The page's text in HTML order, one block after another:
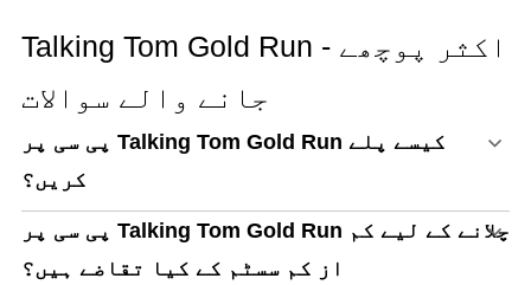
Talking Tom Gold Run - اکثر پوچھے
جانے والے سوالات
پی سی پر Talking Tom Gold Run کیسے پلے
کریں؟
پی سی پر Talking Tom Gold Run چلانے کے لیے کم
از کم سسٹم کے کیا تقاضے ہیں؟